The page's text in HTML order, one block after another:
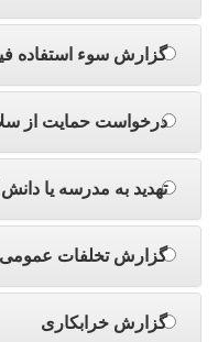
گزارش سوء استفاده
درخواست حمایت از
تهدید به مدرسه یا
گزارش تخلفات عمومی
گزارش خرابکاری